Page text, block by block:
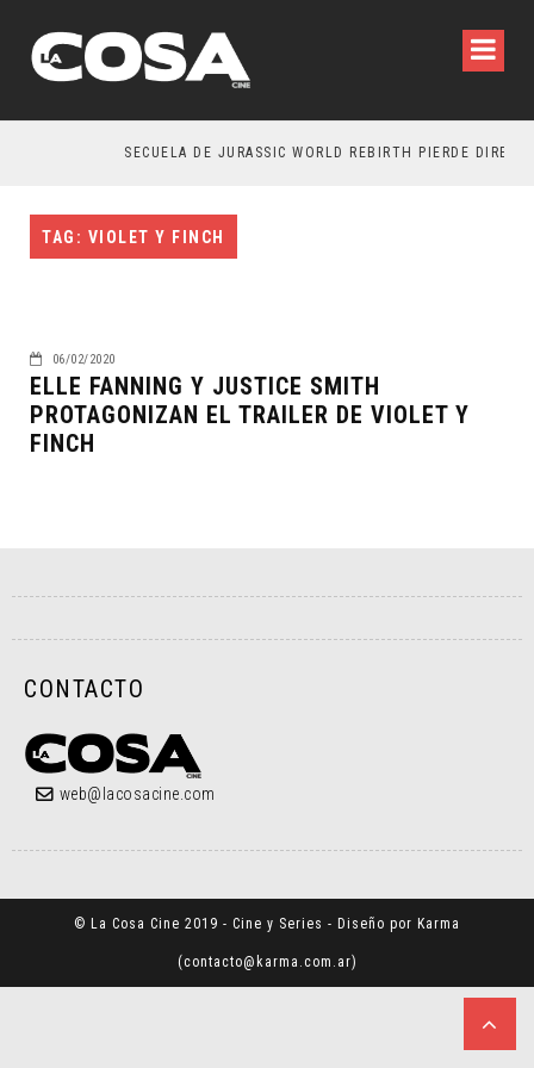
SECUELA DE JURASSIC WORLD REBIRTH PIERDE
TAG: VIOLET Y FINCH
06/02/2020
ELLE FANNING Y JUSTICE SMITH
PROTAGONIZAN EL TRAILER DE VIOLET Y
FINCH
CONTACTO
web@lacosacine.com
© La Cosa Cine 2019 - Cine y Series - Diseño por Karma
(contacto@karma.com.ar)